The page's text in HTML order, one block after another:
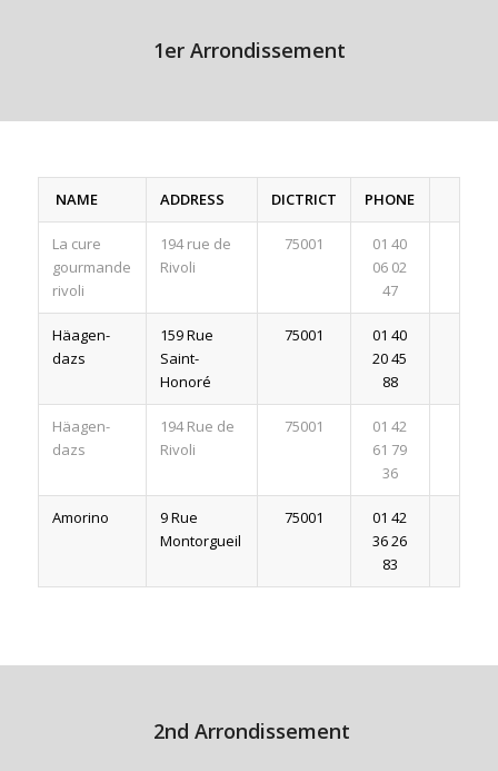
1er Arrondissement
NAME ADDRESS DICTRICT PHONE
La cure
gourmande
rivoli
194 rue de
Rivoli
75001
01 40
06 02
47
Häagen-
dazs
159 Rue
Saint-
Honoré
75001
01 40
20 45
88
Häagen-
dazs
194 Rue de
Rivoli
75001
01 42
61 79
36
Amorino
9 Rue
Montorgueil
75001
01 42
36 26
83
2nd Arrondissement